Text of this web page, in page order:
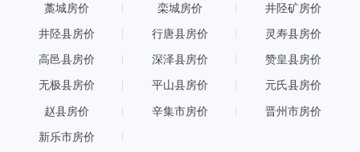
藁城房价 栾城房价 井陉矿房价
井陉县房价 行唐县房价 灵寿县房价
高邑县房价 深泽县房价 赞皇县房价
无极县房价 平山县房价 元氏县房价
赵县房价 辛集市房价 晋州市房价
新乐市房价